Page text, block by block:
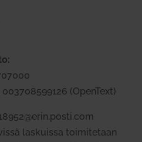
(OpenText)
las­kuissa toi­mi­tetaan